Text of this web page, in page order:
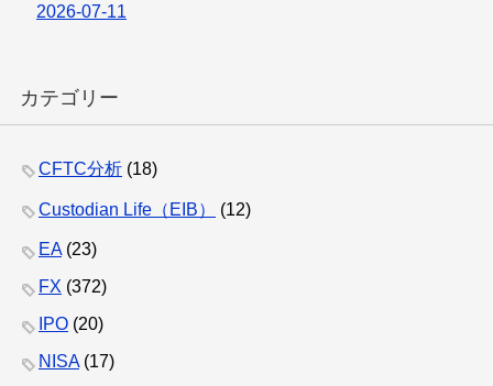
2026-07-11
カテゴリー
CFTC分析 (18)
Custodian Life（EIB） (12)
EA(23)
FX (372)
IPO (20)
NISA(17)